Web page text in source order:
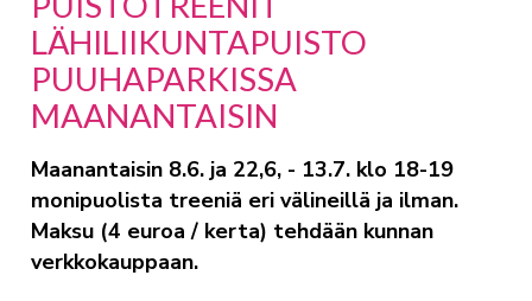
LÄHILIIKUNTAPUISTO
PUUHAPARKISSA
MAANANTAISIN
Maanantaisin 8.6. ja 22,6, - 13.7. klo 18-19
monipuolista treeniä eri välineillä ja ilman.
Maksu (4 euroa / kerta) tehdään kunnan
verkkokauppaan.